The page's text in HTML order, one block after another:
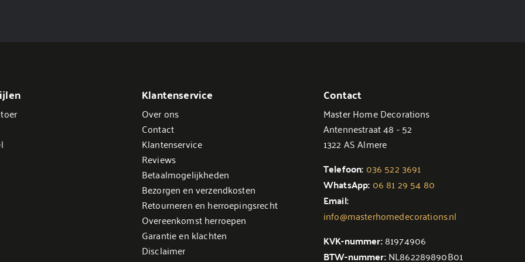
Klantenservice
Over ons
Contact
Klantenservice
Reviews
Betaalmogelijkheden
Bezorgen en verzendkosten
Retourneren en herroepingsrecht
Overeenkomst herroepen
Garantie en klachten
Disclaimer
Contact
Master Home Decorations
Antennestraat 48 - 52
1322 AS Almere
Telefoon: 036 522 3691
WhatsApp: 06 81 29 54 80
Email:
info@masterhomedecorations.nl
KVK-nummer:81974906
BTW-nummer:NL862289890B01